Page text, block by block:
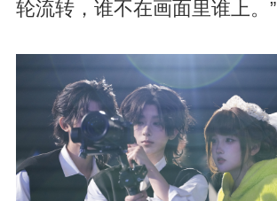
轮流转，谁不在画面里谁上。”